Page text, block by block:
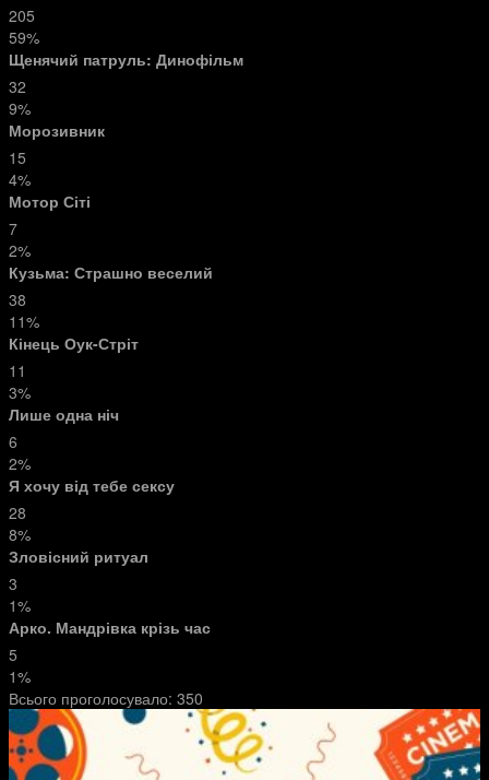
205
59%
Щенячий патруль: Динофільм
32
9%
Морозивник
15
4%
Мотор Сіті
7
2%
Кузьма: Страшно веселий
38
11%
Кінець Оук-Стріт
11
3%
Лише одна ніч
6
2%
Я хочу від тебе сексу
28
8%
Зловісний ритуал
3
1%
Арко. Мандрівка крізь час
5
1%
Всього проголосувало: 350